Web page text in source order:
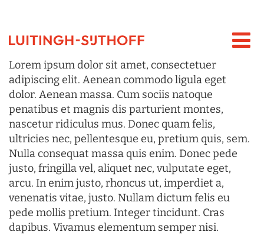
Lorem ipsum dolor sit amet, consectetuer
adipiscing elit. Aenean commodo ligula eget
dolor. Aenean massa. Cum sociis natoque
penatibus et magnis dis parturient montes,
nascetur ridiculus mus. Donec quam felis,
ultricies nec, pellentesque eu, pretium quis, sem.
Nulla consequat massa quis enim. Donec pede
justo, fringilla vel, aliquet nec, vulputate eget,
arcu. In enim justo, rhoncus ut, imperdiet a,
venenatis vitae, justo. Nullam dictum felis eu
pede mollis pretium. Integer tincidunt. Cras
dapibus. Vivamus elementum semper nisi.